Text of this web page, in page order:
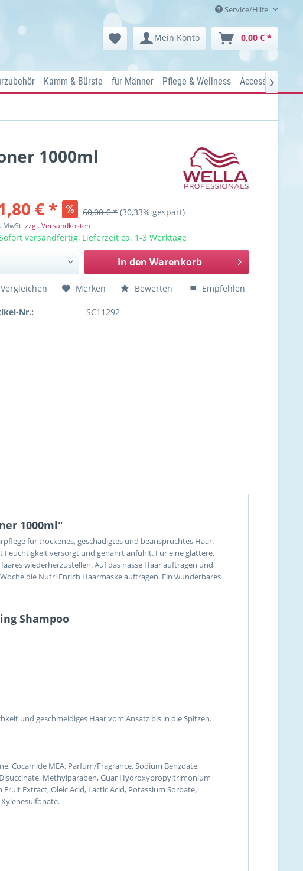
Service/Hilfe
Mein Konto 0,00 € *
Kamm & Bürste für Männer Pflege & Wellness Accessoires

1000ml
€ * 60,00 € * (30,33% gespart)
MwSt.zzgl. Versandkosten
versandfertig, Lieferzeit ca. 1-3 Werktage
In den Warenkorb
Vergleichen Merken Bewerten Empfehlen
Nr.: SC11292
1000ml"
für trockenes, geschädigtes und beanspruchtes Haar.
versorgt und genährt anfühlt. Für eine glattere,
wiederherzustellen. Auf das nasse Haar auftragen und
die Nutri Enrich Haarmaske auftragen. Ein wunderbares
Shampoo
und geschmeidiges Haar vom Ansatz bis in die Spitzen.
Cocamide MEA, Parfum/Fragrance, Sodium Benzoate,
Methylparaben, Guar Hydroxypropyltrimonium
Extract, Oleic Acid, Lactic Acid, Potassium Sorbate,